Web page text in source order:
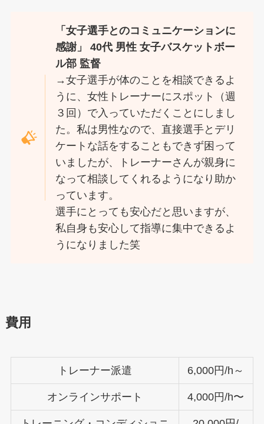
「女子選手とのコミュニケーションに
感謝」 40代 男性 女子バスケットボー
ル部 監督
→女子選手が体のことを相談できるよ
うに、女性トレーナーにスポット（週
３回）で入っていただくことにしまし
た。私は男性なので、直接選手とデリ
ケートな話をすることもできず困って
いましたが、トレーナーさんが親身に
なって相談してくれるようになり助か
っています。
選手にとっても安心だと思いますが、
私自身も安心して指導に集中できるよ
うになりました笑
費用
トレーナー派遣 6,000円/h～
オンラインサポート 4,000円/h〜